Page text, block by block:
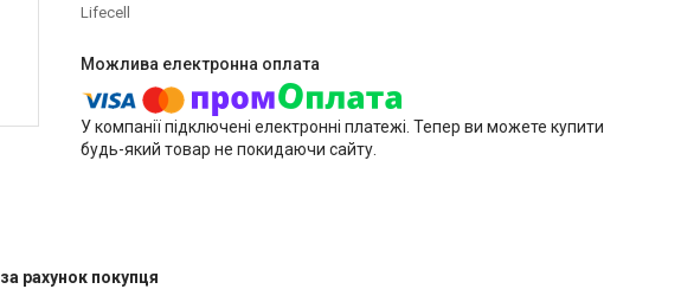
Lifecell
У компанії підключені електронні платежі. Тепер ви можете купити
будь-який товар не покидаючи сайту.
за рахунок покупця